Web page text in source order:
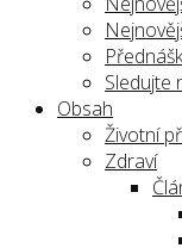
Sledujte
Obsah
Životní
Zdraví